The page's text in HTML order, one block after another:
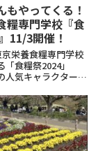
もやってくる！
糧専門学校『食
11/3開催！
栄養食糧専門学校
食糧祭2024」
人気キャラクター
学生たちが手がけた
理やスイーツが楽し
く、食と栄養に関す
も充実。チーバく